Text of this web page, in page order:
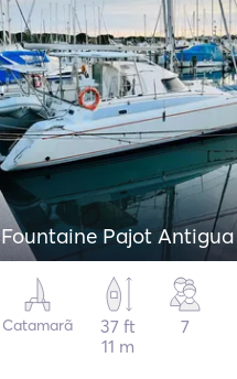
Fountaine Pajot Antigua
Catamarã
37 ft
11 m
7